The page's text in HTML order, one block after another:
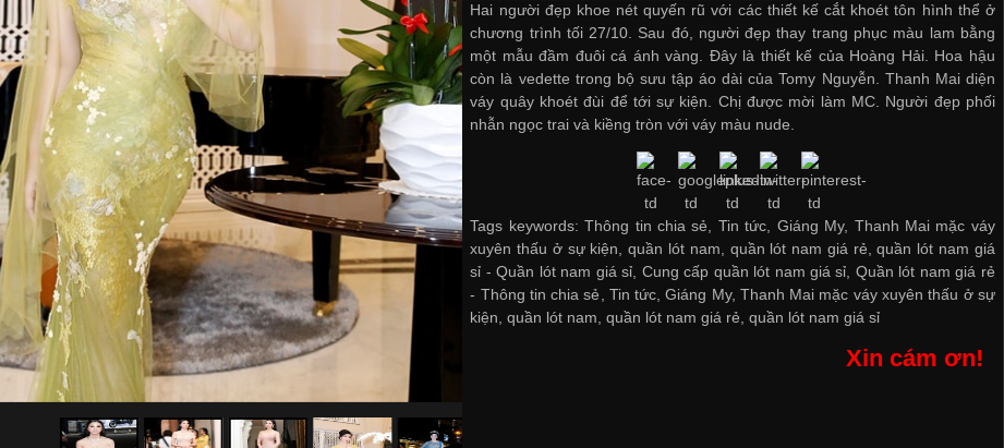
Hai người đẹp khoe nét quyến rũ với các thiết kế cắt khoét tôn hình thể ở
chương trình tối 27/10. Sau đó, người đẹp thay trang phục màu lam bằng
một mẫu đầm đuôi cá ánh vàng. Đây là thiết kế của Hoàng Hải. Hoa hậu
còn là vedette trong bộ sưu tập áo dài của Tomy Nguyễn. Thanh Mai diện
váy quây khoét đùi để tới sự kiện. Chị được mời làm MC. Người đẹp phối
nhẫn ngọc trai và kiềng tròn với váy màu nude.
Tags keywords: Thông tin chia sẻ, Tin tức, Giáng My, Thanh Mai mặc váy
xuyên thấu ở sự kiện, quần lót nam, quần lót nam giá rẻ, quần lót nam giá
sỉ -Quần lót nam giá sỉ, Cung cấp quần lót nam giá sỉ, Quần lót nam giá rẻ
- Thông tin chia sẻ, Tin tức,Giáng My, Thanh Mai mặc váy xuyên thấu ở sự
kiện,quần lót nam,quần lót nam giá rẻ,quần lót nam giá sỉ
Xin cám ơn!